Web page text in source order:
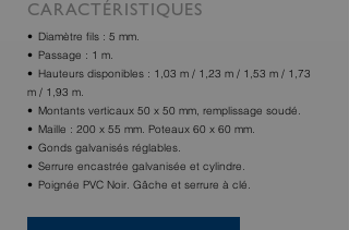
CARACTÉRISTIQUES
Diamètre fils : 5 mm.
Passage : 1 m.
Hauteurs disponibles : 1,03 m / 1,23 m / 1,53 m / 1,73
m / 1,93 m.
Montants verticaux 50 x 50 mm, remplissage soudé.
Maille : 200 x 55 mm. Poteaux 60 x 60 mm.
Gonds galvanisés réglables.
Serrure encastrée galvanisée et cylindre.
Poignée PVC Noir. Gâche et serrure à clé.